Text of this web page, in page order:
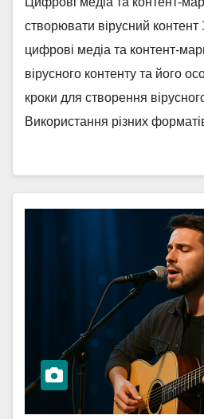
створювати вірусний
цифрові медіа та контент-
вірусного контенту та його
кроки для створення
Використання різних